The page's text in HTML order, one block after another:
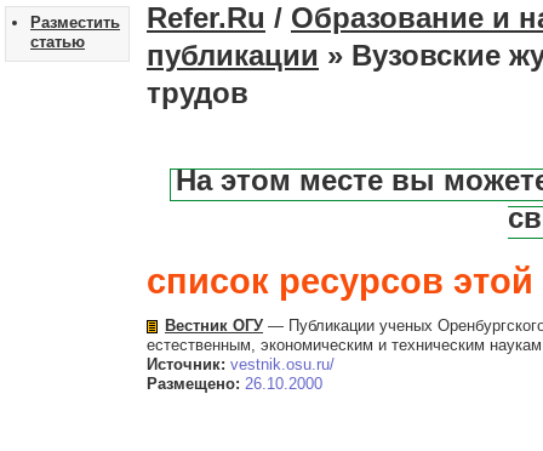
Разместить
статью
Refer.Ru / Образование и
публикации » Вузовские
трудов
На этом месте вы
список ресурсов этой
Вестник ОГУ — Публикации ученых
естественным, экономическим и техническим
Источник: vestnik.osu.ru/
Размещено: 26.10.2000